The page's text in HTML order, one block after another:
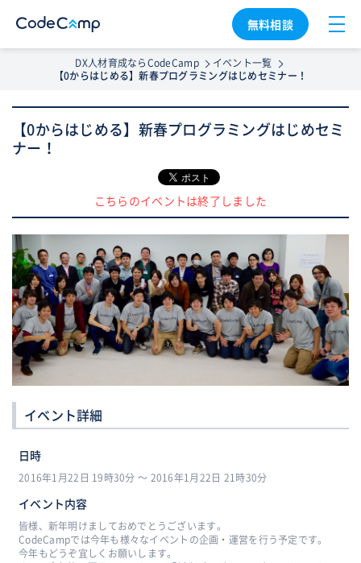
無料相談
DX人材育成ならCodeCamp
イベント一覧
【0からはじめる】新春プログラミングはじめセミナー！
【0からはじめる】新春プログラミングはじめセミ
ナー！
こちらのイベントは終了しました
イベント詳細
日時
2016年1月22日 19時30分 〜 2016年1月22日 21時30分
イベント内容
皆様、新年明けましておめでとうございます。
CodeCampでは今年も様々なイベントの企画・運営を行う予定です。
今年もどうぞ宜しくお願いします。